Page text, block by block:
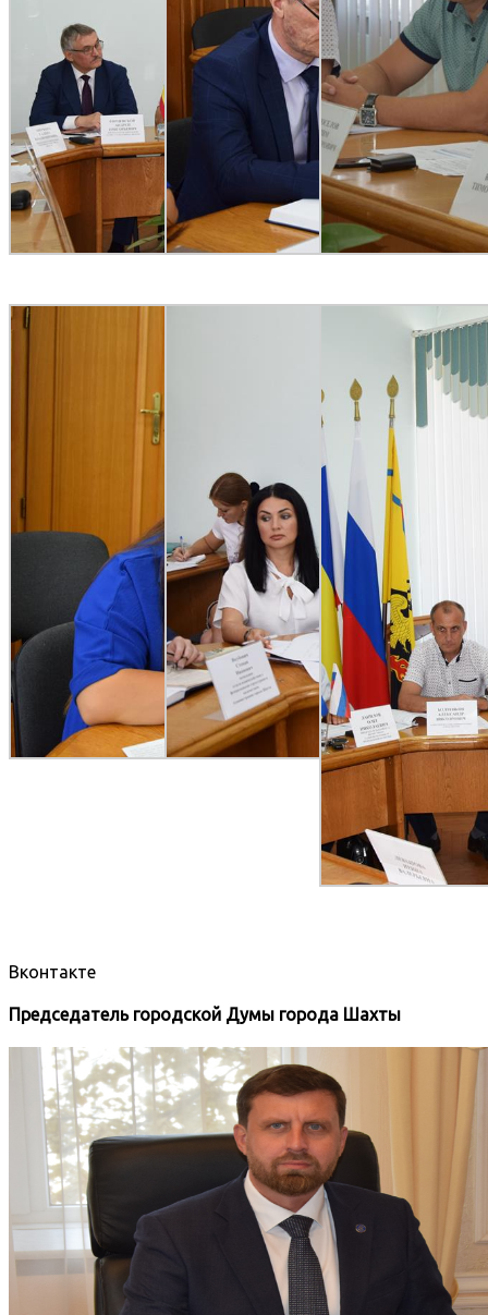
Вконтакте
Председатель городской Думы города Шахты